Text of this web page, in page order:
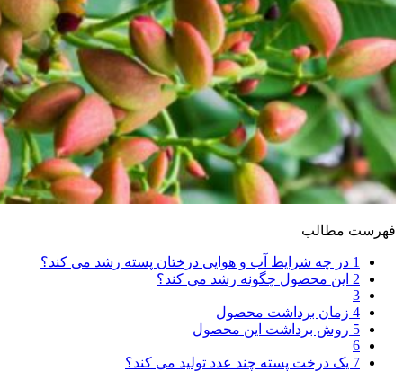
فهرست مطالب
1 در چه شرایط آب و هوایی درختان پسته رشد می کند؟
2 این محصول چگونه رشد می کند؟
3
4 زمان برداشت محصول
5 روش برداشت این محصول
6
7 یک درخت پسته چند عدد تولید می کند؟